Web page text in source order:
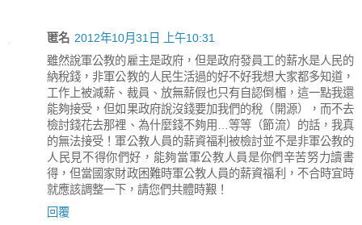
匿名 2012年10月31日 上午10:31
雖然說軍公教的雇主是政府，但是政府發員工的薪水是人民的
納稅錢，非軍公教的人民生活過的好不好我想大家都多知道，
工作上被減薪、裁員、放無薪假也只有自認倒楣，這一點我還
能夠接受，但如果政府說沒錢要加我們的稅（開源），而不去
檢討錢花去那裡、為什麼錢不夠用…等等（節流）的話，我真
的無法接受！軍公教人員的薪資福利被檢討並不是非軍公教的
人民見不得你們好，能夠當軍公教人員是你們辛苦努力讀書
得，但當國家財政困難時軍公教人員的薪資福利，不合時宜時
就應該調整一下，請您們共體時艱！
回覆